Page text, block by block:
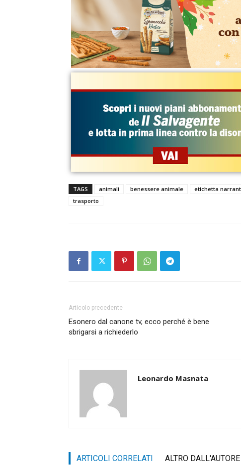
TAGS animali benessere animale etichetta
trasporto
Articolo precedente
Esonero dal canone tv, ecco perché è bene
sbrigarsi a richiederlo
Leonardo Masnata
ARTICOLI CORRELATI ALTRO DALL'AUTORE